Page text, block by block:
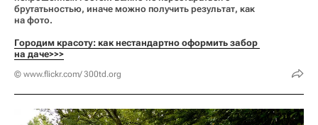
брутатьностью, иначе можно получить результат, как
на фото.
Городим красоту: как нестандартно оформить забор
на даче>>>
© www.flickr.com/ 300td.org